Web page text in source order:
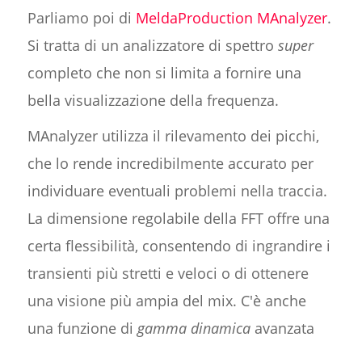
Parliamo poi di MeldaProduction MAnalyzer.
Si tratta di un analizzatore di spettro super
completo che non si limita a fornire una
bella visualizzazione della frequenza.
MAnalyzer utilizza il rilevamento dei picchi,
che lo rende incredibilmente accurato per
individuare eventuali problemi nella traccia.
La dimensione regolabile della FFT offre una
certa flessibilità, consentendo di ingrandire i
transienti più stretti e veloci o di ottenere
una visione più ampia del mix. C'è anche
una funzione digamma dinamicaavanzata